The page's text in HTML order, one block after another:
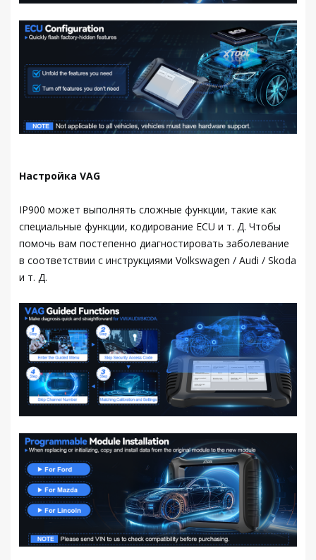
Настройка VAG
IP900 может выполнять сложные функции, такие как
специальные функции, кодирование ECU и т. Д. Чтобы
помочь вам постепенно диагностировать заболевание
в соответствии с инструкциями Volkswagen / Audi / Skoda
и т. Д.